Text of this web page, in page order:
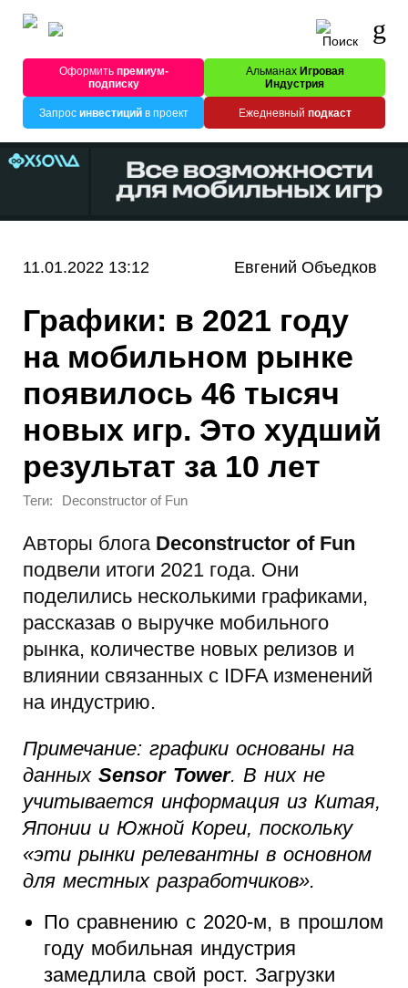
Оформитьпремиум-
подписку
Альманах Игровая
Индустрия
Запрос инвестицийв проект Ежедневный подкаст
11.01.2022 13:12 Евгений Объедков
Графики: в 2021 году
на мобильном рынке
появилось 46 тысяч
новых игр. Это худший
результат за 10 лет
Теги: Deconstructor of Fun
Авторы блога Deconstructor of Fun
подвели итоги 2021 года. Они
поделились несколькими графиками,
рассказав о выручке мобильного
рынка, количестве новых релизов и
влиянии связанных с IDFA изменений
на индустрию.
Примечание: графики основаны на
данных Sensor Tower. В них не
учитывается информация из Китая,
Японии и Южной Кореи, поскольку
«эти рынки релевантны в основном
для местных разработчиков».
По сравнению с 2020-м, в прошлом
году мобильная индустрия
замедлила свой рост. Загрузки